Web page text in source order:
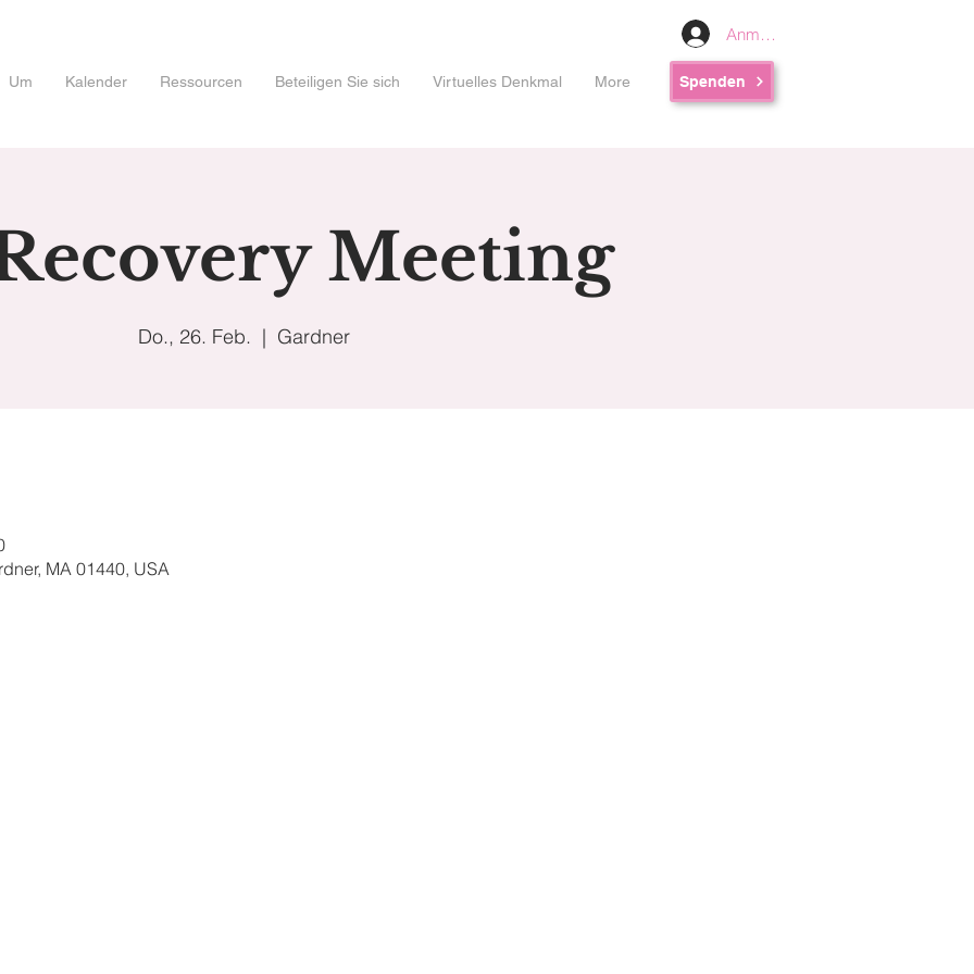
Anmelden
Um Kalender Ressourcen Beteiligen Sie sich Virtuelles Denkmal More Spenden
Meeting
Do., 26. Feb.
  |
Gardner
MA 01440, USA